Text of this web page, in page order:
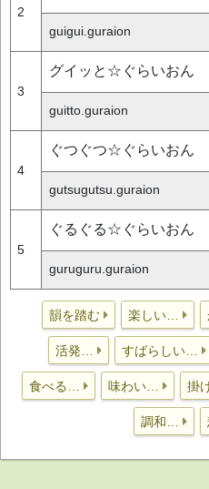
2
guigui.guraion
3
グイッと☆ぐらいおん
guitto.guraion
4
ぐつぐつ☆ぐらいおん
gutsugutsu.guraion
5
ぐるぐる☆ぐらいおん
guruguru.guraion
韻を踏む 楽しい…
活発… すばらしい…
食べる… 味わい… 掛
調和…